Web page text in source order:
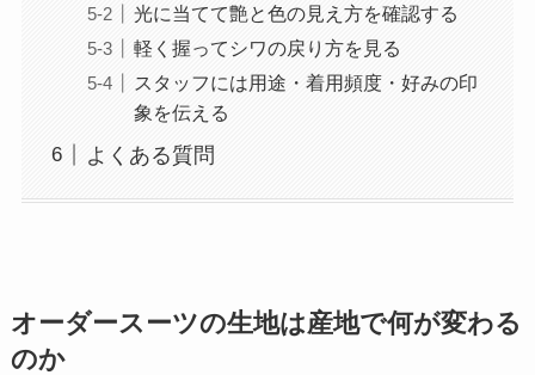
光に当てて艶と色の見え方を確認する
軽く握ってシワの戻り方を見る
スタッフには用途・着用頻度・好みの印
象を伝える
よくある質問
オーダースーツの生地は産地で何が変わる
のか